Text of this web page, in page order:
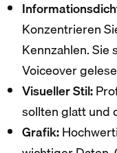
Konzentrieren
Kennzahlen. Sie
Voiceover
Visueller Stil:
sollten glatt und
Grafik: